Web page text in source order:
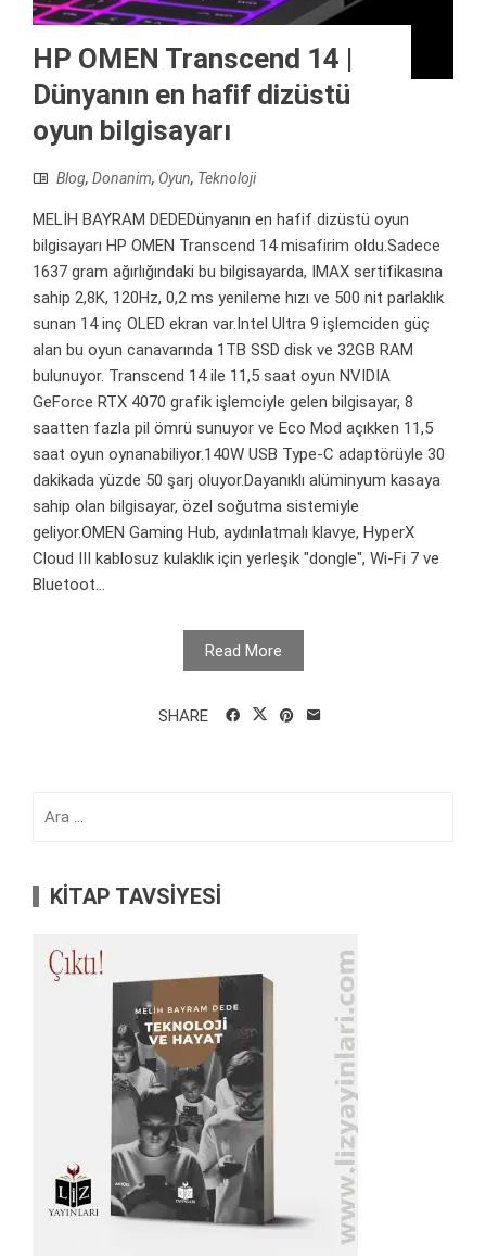
HP OMEN Transcend 14 |
Dünyanın en hafif dizüstü
oyun bilgisayarı
Blog, Donanim, Oyun, Teknoloji
MELİH BAYRAM DEDEDünyanın en hafif dizüstü oyun
bilgisayarı HP OMEN Transcend 14 misafirim oldu.Sadece
1637 gram ağırlığındaki bu bilgisayarda, IMAX sertifikasına
sahip 2,8K, 120Hz, 0,2 ms yenileme hızı ve 500 nit parlaklık
sunan 14 inç OLED ekran var.Intel Ultra 9 işlemciden güç
alan bu oyun canavarında 1TB SSD disk ve 32GB RAM
bulunuyor. Transcend 14 ile 11,5 saat oyun NVIDIA
GeForce RTX 4070 grafik işlemciyle gelen bilgisayar, 8
saatten fazla pil ömrü sunuyor ve Eco Mod açıkken 11,5
saat oyun oynanabiliyor.140W USB Type-C adaptörüyle 30
dakikada yüzde 50 şarj oluyor.Dayanıklı alüminyum kasaya
sahip olan bilgisayar, özel soğutma sistemiyle
geliyor.OMEN Gaming Hub, aydınlatmalı klavye, HyperX
Cloud III kablosuz kulaklık için yerleşik "dongle", Wi-Fi 7 ve
Bluetoot...
Read More
SHARE
KİTAP TAVSİYESİ